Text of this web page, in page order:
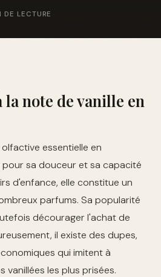
DE LECTURE
note de vanille en
essentielle en
sa douceur et sa capacité
d'enfance, elle constitue un
parfums. Sa popularité
décourager l'achat de
il existe des dupes,
qui imitent à
vanillées les plus prisées.